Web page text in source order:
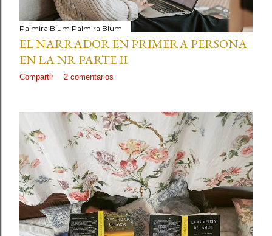
Palmira Blum Palmira Blum
EL NARRADOR EN PRIMERA PERSONA
EN LA NR PARTE II
Compartir 2 comentarios